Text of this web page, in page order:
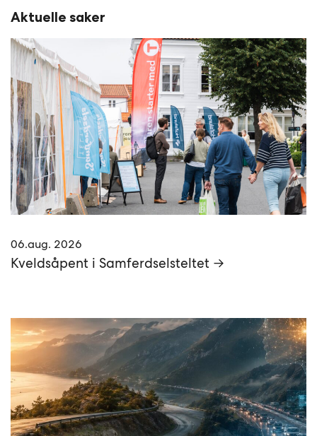
Aktuelle saker
06.aug. 2026
Kveldsåpent i Samferdselsteltet →